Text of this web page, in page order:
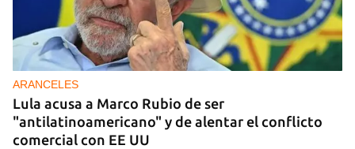
ARANCELES
Lula acusa a Marco Rubio de ser
"antilatinoamericano" y de alentar el conflicto
comercial con EE UU